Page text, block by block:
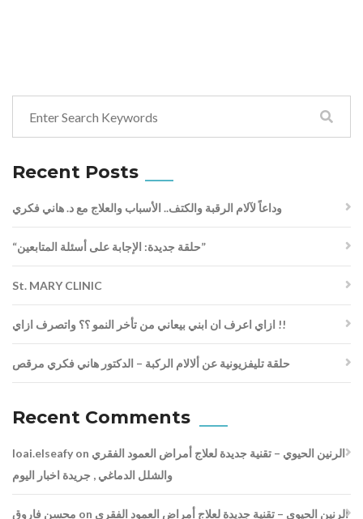
Recent Posts
وداعاً لآلام الرقبة والكتف.. الأسباب والعلاج مع د. هاني فكري
“حلقة جديدة: الإجابة على أسئلة المتابعين”
St. MARY CLINIC
ازاي اعرف ان ابني بيعاني من تأخر النمو ؟؟ واتصرف ازاي !!
حلقة تليفزيونية عن ألالام الركبة – الدكتور هاني فكري مرقص
Recent Comments
loai.elseafy on الرنين الحيوي – تقنية جديدة لعلاج أمراض العمود الفقري
والشلل الدماغي , جريدة اخبار اليوم
محسن فاروق on الرنين الحيوي – تقنية جديدة لعلاج أمراض العمود الفقري